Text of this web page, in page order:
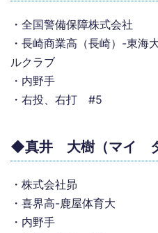
・全国警備保障株式会社
・長崎商業高（長崎）-東海
ルクラブ
・内野手
・右投、右打 #5
◆真井 大樹（マイ
・株式会社昴
・喜界高-鹿屋体育大
・内野手